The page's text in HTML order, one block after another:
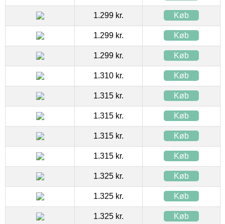
1.299 kr. Køb
1.299 kr. Køb
1.299 kr. Køb
1.310 kr. Køb
1.315 kr. Køb
1.315 kr. Køb
1.315 kr. Køb
1.315 kr. Køb
1.325 kr. Køb
1.325 kr. Køb
1.325 kr. Køb